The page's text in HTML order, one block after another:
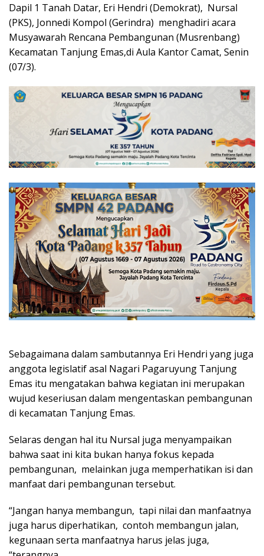
Dapil 1 Tanah Datar, Eri Hendri (Demokrat), Nursal
(PKS), Jonnedi Kompol (Gerindra) menghadiri acara
Musyawarah Rencana Pembangunan (Musrenbang)
Kecamatan Tanjung Emas,di Aula Kantor Camat, Senin
(07/3).
Sebagaimana dalam sambutannya Eri Hendri yang juga
anggota legislatif asal Nagari Pagaruyung Tanjung
Emas itu mengatakan bahwa kegiatan ini merupakan
wujud keseriusan dalam mengentaskan pembangunan
di kecamatan Tanjung Emas.
Selaras dengan hal itu Nursal juga menyampaikan
bahwa saat ini kita bukan hanya fokus kepada
pembangunan, melainkan juga memperhatikan isi dan
manfaat dari pembangunan tersebut.
“Jangan hanya membangun, tapi nilai dan manfaatnya
juga harus diperhatikan, contoh membangun jalan,
kegunaan serta manfaatnya harus jelas juga,